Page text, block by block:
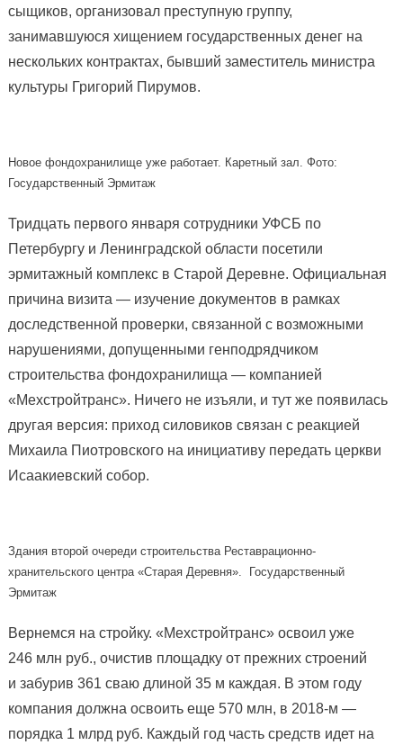
сыщиков, организовал преступную группу,
занимавшуюся хищением государственных денег на
нескольких контрактах, бывший заместитель министра
культуры Григорий Пирумов.
Новое фондохранилище уже работает. Каретный зал. Фото:
Государственный Эрмитаж
Тридцать первого января сотрудники УФСБ по
Петербургу и Ленинградской области посетили
эрмитажный комплекс в Старой Деревне. Официальная
причина визита — изучение документов в рамках
доследственной проверки, связанной с возможными
нарушениями, допущенными генподрядчиком
строительства фондохра­нилища — компанией
«Мехстрой­транс». Ничего не изъяли, и тут же появи­лась
другая версия: приход силовиков связан с реакцией
Михаила Пиотровского на инициативу передать церкви
Исаакиевский собор.
Здания второй очереди строительства Реставрационно-
хранительского центра «Старая Деревня». Государственный
Эрмитаж
Вернемся на стройку. «Мехстройтранс» освоил уже
246 млн руб., очистив площадку от прежних строений
и забурив 361 сваю длиной 35 м каждая. В этом году
компания должна освоить еще 570 млн, в 2018-м —
порядка 1 млрд руб. Каждый год часть средств идет на